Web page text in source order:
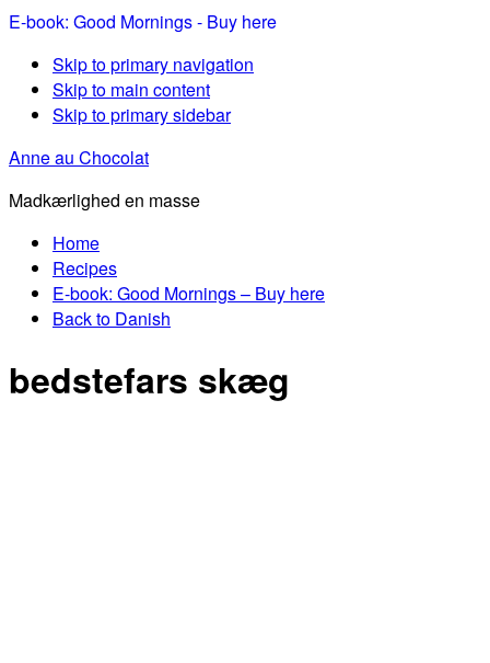
E-book: Good Mornings - Buy here
Skip to primary navigation
Skip to main content
Skip to primary sidebar
Anne au Chocolat
Madkærlighed en masse
Home
Recipes
E-book: Good Mornings – Buy here
Back to Danish
bedstefars skæg